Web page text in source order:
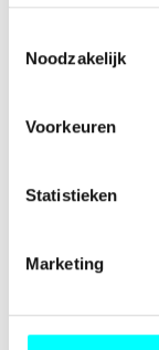
Noodzakelijk
Voorkeuren
Statistieken
Marketing
POSTCODE
PLAATS